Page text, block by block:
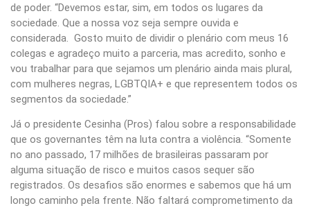
de poder. “Devemos estar, sim, em todos os lugares da
sociedade. Que a nossa voz seja sempre ouvida e
considerada. Gosto muito de dividir o plenário com meus 16
colegas e agradeço muito a parceria, mas acredito, sonho e
vou trabalhar para que sejamos um plenário ainda mais plural,
com mulheres negras, LGBTQIA+ e que representem todos os
segmentos da sociedade.”
Já o presidente Cesinha (Pros) falou sobre a responsabilidade
que os governantes têm na luta contra a violência. “Somente
no ano passado, 17 milhões de brasileiras passaram por
alguma situação de risco e muitos casos sequer são
registrados. Os desafios são enormes e sabemos que há um
longo caminho pela frente. Não faltará comprometimento da